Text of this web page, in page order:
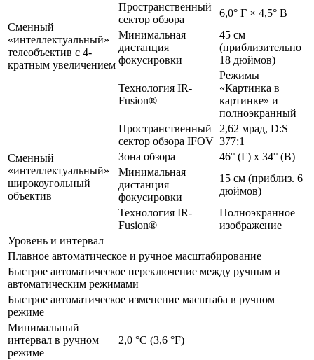
Сменный
«интеллектуальный»
телеобъектив с 4-
кратным увеличением
Пространственный
сектор обзора
6,0° Г × 4,5° В
Минимальная
дистанция
фокусировки
45 см
(приблизительно
18 дюймов)
Технология IR-
Fusion®
Режимы
«Картинка в
картинке» и
полноэкранный
Сменный
«интеллектуальный»
широкоугольный
объектив
Пространственный
сектор обзора IFOV
2,62 мрад, D:S
377:1
Зона обзора
46° (Г) x 34° (В)
Минимальная
дистанция
фокусировки
15 см (приблиз. 6
дюймов)
Технология IR-
Fusion®
Полноэкранное
изображение
Уровень и интервал
Плавное автоматическое и ручное масштабирование
Быстрое автоматическое переключение между ручным и
автоматическим режимами
Быстрое автоматическое изменение масштаба в ручном
режиме
Минимальный
интервал в ручном
режиме
2,0 °C (3,6 °F)